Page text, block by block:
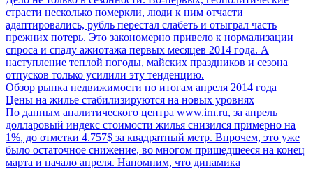
страсти несколько померкли, люди к ним отчасти
адаптировались, рубль перестал слабеть и отыграл часть
прежних потерь. Это закономерно привело к нормализации
спроса и спаду ажиотажа первых месяцев 2014 года. А
наступление теплой погоды, майских праздников и сезона
отпусков только усилили эту тенденцию.
Обзор рынка недвижимости по итогам апреля 2014 года
Цены на жилье стабилизируются на новых уровнях
По данным аналитического центра www.irn.ru, за апрель
долларовый индекс стоимости жилья снизился примерно на
1%, до отметки 4.757$ за квадратный метр. Впрочем, это уже
было остаточное снижение, во многом пришедшееся на конец
марта и начало апреля. Напомним, что динамика